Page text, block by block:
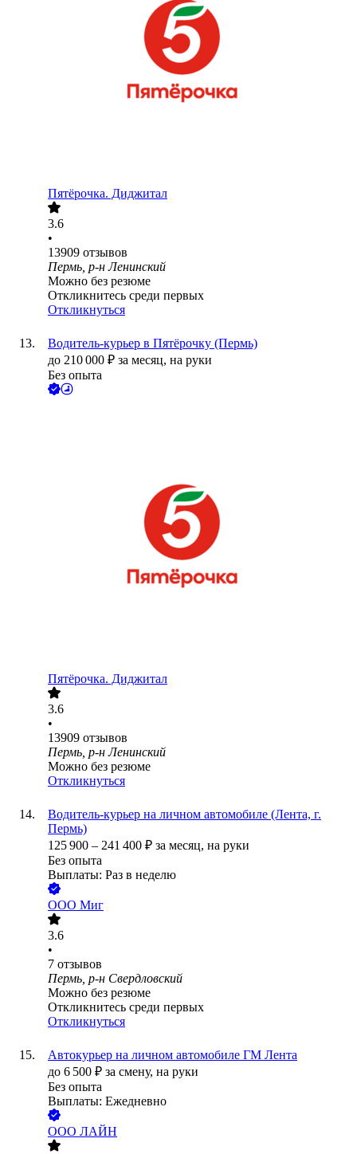
Пятёрочка. Диджитал
3.6
•
13909 отзывов
Пермь, р-н Ленинский
Можно без резюме
Откликнитесь среди первых
Откликнуться
Водитель-курьер в Пятёрочку (Пермь)
до 210 000 ₽ за месяц, на руки
Без опыта
Пятёрочка. Диджитал
3.6
•
13909 отзывов
Пермь, р-н Ленинский
Можно без резюме
Откликнуться
Водитель-курьер на личном автомобиле (Лента, г.
Пермь)
125 900 – 241 400 ₽ за месяц, на руки
Без опыта
Выплаты: Раз в неделю
ООО Миг
3.6
•
7 отзывов
Пермь, р-н Свердловский
Можно без резюме
Откликнитесь среди первых
Откликнуться
Автокурьер на личном автомобиле ГМ Лента
до 6 500 ₽ за смену, на руки
Без опыта
Выплаты: Ежедневно
ООО ЛАЙН